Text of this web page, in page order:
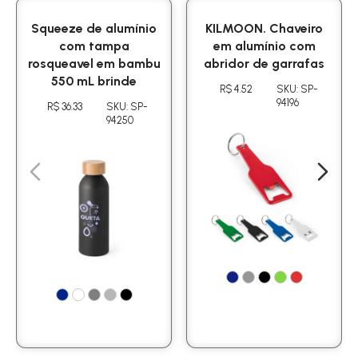
Squeeze de alumínio
com tampa
rosqueavel em bambu
550 mL brinde
R$ 36.33
SKU: SP-
94250
KILMOON. Chaveiro
em alumínio com
abridor de garrafas
R$ 4.52
SKU: SP-
94196